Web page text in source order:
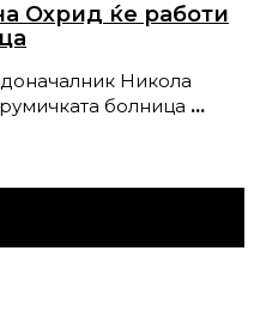
Охрид ќе работи
Никола
болница …